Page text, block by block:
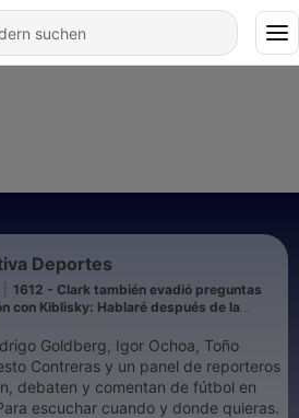
Deportes
1612 - Clark también evadió preguntas
con Kiblisky: Hablaré después de la
Goldberg, Igor Ochoa, Toño
Contreras y un panel de reporteros
debaten y comentan de fútbol en
escuchar cuando y donde quieras.